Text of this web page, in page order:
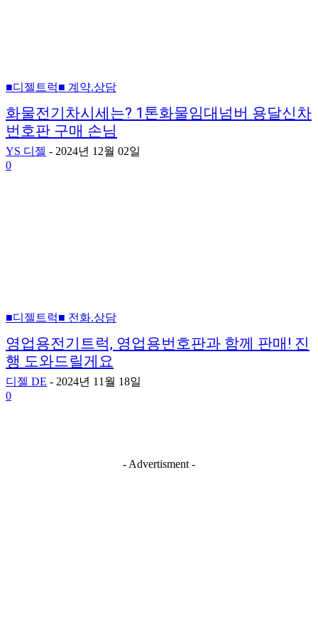
■디젤트럭■ 계약.상담
화물전기차시세는? 1톤화물임대넘버 용달신차
번호판 구매 손님
YS 디젤 - 2024년 12월 02일
0
■디젤트럭■ 전화.상담
영업용전기트럭, 영업용번호판과 함께 판매! 진
행 도와드릴게요
디젤 DE - 2024년 11월 18일
0
- Advertisment -